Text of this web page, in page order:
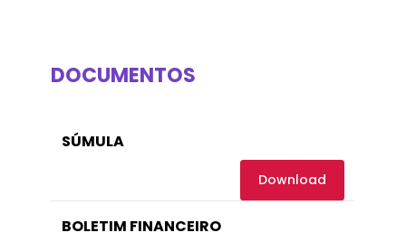
DOCUMENTOS
SÚMULA
Download
BOLETIM FINANCEIRO